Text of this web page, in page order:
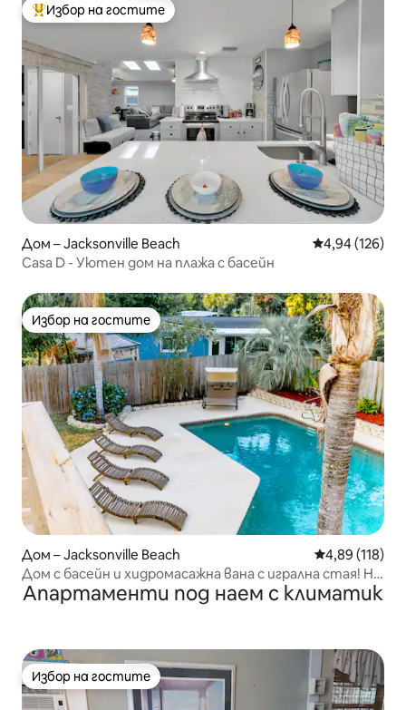
Най-популярен избор на гостите
Избор на гостите
Дом – Jacksonville Beach Средна
4,94 (126)
Casa D - Уютен дом на плажа с басейн
Избор на гостите
Избор на гостите
Дом – Jacksonville Beach Средна
4,89 (118)
Дом с басейн и хидромасажна вана с игрална стая! На
1 миля от плажа!
Апартаменти под наем с климатик
Избор на гостите
Избор на гостите